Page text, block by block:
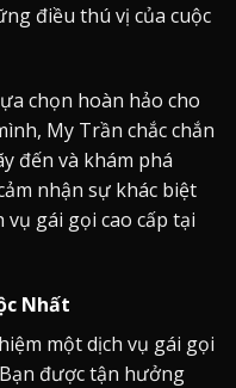
điều thú vị của cuộc
chọn hoàn hảo cho
My Trần chắc chắn
đến và khám phá
nhận sự khác biệt
vụ gái gọi cao cấp tại
Nhất
một dịch vụ gái gọi
được tận hưởng